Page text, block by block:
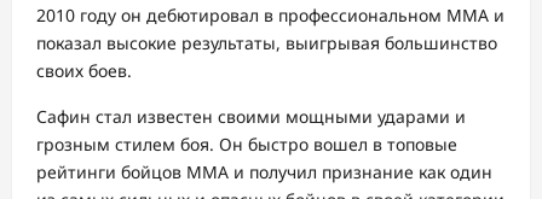
2010 году он дебютировал в профессиональном ММА и
показал высокие результаты, выигрывая большинство
своих боев.
Сафин стал известен своими мощными ударами и
грозным стилем боя. Он быстро вошел в топовые
рейтинги бойцов ММА и получил признание как один